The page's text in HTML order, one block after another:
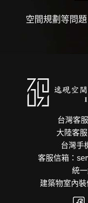
空間規劃等問
台灣客
大陸客
台灣手
客服信箱：
統
建築物室內